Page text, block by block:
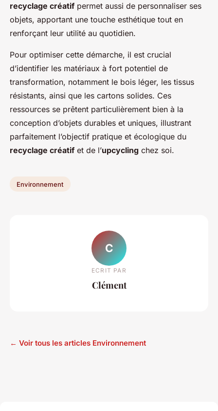
recyclage créatif permet aussi de personnaliser ses
objets, apportant une touche esthétique tout en
renforçant leur utilité au quotidien.
Pour optimiser cette démarche, il est crucial
d’identifier les matériaux à fort potentiel de
transformation, notamment le bois léger, les tissus
résistants, ainsi que les cartons solides. Ces
ressources se prêtent particulièrement bien à la
conception d’objets durables et uniques, illustrant
parfaitement l’objectif pratique et écologique du
recyclage créatif et de l’upcycling chez soi.
Environnement
C
ECRIT PAR
Clément
← Voir tous les articles Environnement